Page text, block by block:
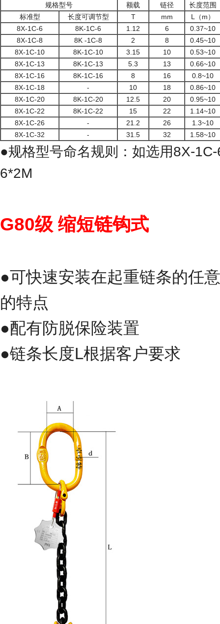
规格型号 额载 链径
长度范围
标准型
长度可调节型 T mm
L（m）
8X-1C-6
8K-1C-6 1.12 6
0.37~10
8X-1C-8
8K -1C-8 2 8
0.45~10
8X-1C-10
8K-1C-10 3.15 10
0.53~10
8X-1C-13
8K-1C-13 5.3 13
0.66~10
8X-1C-16
8K-1C-16 8 16
0.8~10
8X-1C-18
- 10 18
0.86~10
8X-1C-20
8K-1C-20 12.5 20
0.95~10
8X-1C-22
8K-1C-22 15 22
1.14~10
8X-1C-26
- 21.2 26
1.3~10
8X-1C-32
- 31.5 32 1.58~10
●规格型号命名规则：如选用8X-
6*2M
G80级 缩短链钩式
●可快速安装在起重链条的任
的特点
●配有防脱保险装置
●链条长度L根据客户要求